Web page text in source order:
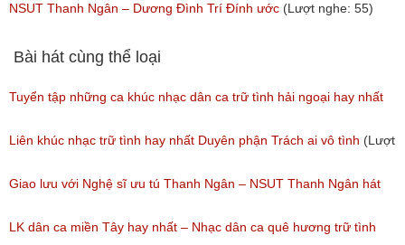
(Lượt nghe: 37)
Phi Long
(Lượt nghe: 56)
NSUT Thanh Ngân – Dương Đình Trí Đính ước (Lượt nghe: 55)
Bài hát cùng thể loại
Tuyển tập những ca khúc nhạc dân ca trữ tình hải ngoại hay nhất
(Lượt nghe: 277)
Liên khúc nhạc trữ tình hay nhất Duyên phận Trách ai vô tình (Lượt
nghe: 193)
Giao lưu với Nghệ sĩ ưu tú Thanh Ngân – NSUT Thanh Ngân hát
Bolero
LK dân ca miền Tây hay nhất – Nhạc dân ca quê hương trữ tình